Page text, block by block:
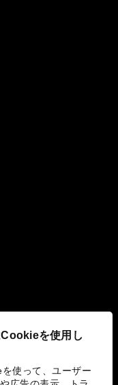
を使用し
使って、ユーザー